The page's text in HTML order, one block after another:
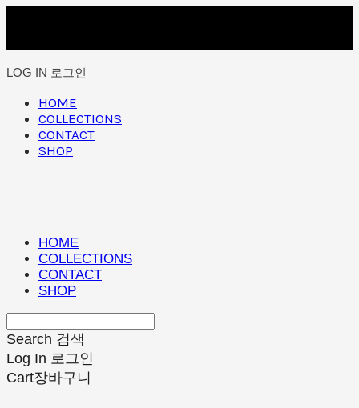
LOG IN 로그인
HOME
COLLECTIONS
CONTACT
SHOP
HOME
COLLECTIONS
CONTACT
SHOP
Search 검색
Log In 로그인
Cart장바구니